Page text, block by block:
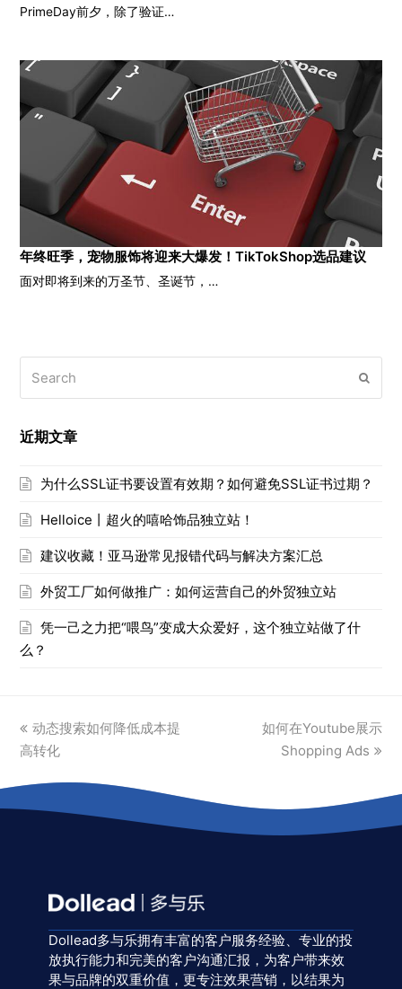
PrimeDay前夕，除了验证…
年终旺季，宠物服饰将迎来大爆发！TikTokShop选品建议
面对即将到来的万圣节、圣诞节，…
近期文章
为什么SSL证书要设置有效期？如何避免SSL证书过期？
Helloice丨超火的嘻哈饰品独立站！
建议收藏！亚马逊常见报错代码与解决方案汇总
外贸工厂如何做推广：如何运营自己的外贸独立站
凭一己之力把“喂鸟”变成大众爱好，这个独立站做了什
么？
previous
post:
动态搜索如何降低成本提
高转化
next
post:
如何在Youtube展示
Shopping Ads
Dollead多与乐拥有丰富的客户服务经验、专业的投
放执行能力和完美的客户沟通汇报，为客户带来效
果与品牌的双重价值，更专注效果营销，以结果为